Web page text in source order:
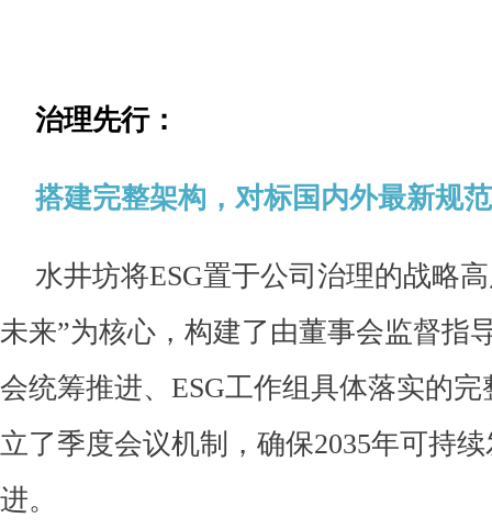
治理先行：
搭建完整架构，对标国内外最新规范
水井坊将ESG置于公司治理的战略
未来”为核心，构建了由董事会监督指
会统筹推进、ESG工作组具体落实的
立了季度会议机制，确保2035年可持
进。